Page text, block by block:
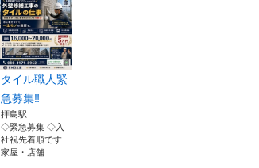
タイル職人緊
急募集‼️
拝島駅
◇緊急募集 ◇入
社祝先着順です
家屋・店舗...